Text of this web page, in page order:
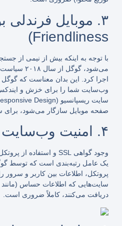
Friendliness)
با توجه به اینکه بیش از نیمی از
اجرا کرد. این بدان معناست که
وب‌سایت شما را برای خزش و
صفحه موبایل سازگار می‌شود، برای
۴. امنیت وب‌سایت (HTTPS)
وجود گواهی SSL و استفاده از پروتکل امن
یک عامل رتبه‌بندی است که توسط
پروتکل، اطلاعات بین کاربر و سرور
سایت‌هایی که اطلاعات حساس (مانند
دریافت می‌کنند، کاملاً ضروری است.